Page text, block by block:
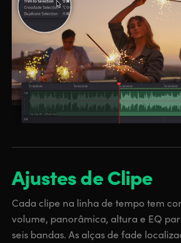
Ajustes de Clipe
Cada clipe na linha de tempo tem
volume, panorâmica, altura e EQ
seis bandas. As alças de fade